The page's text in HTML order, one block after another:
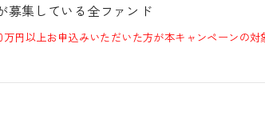
募集している全ファンド
円以上お申込みいただいた方が本キャンペーンの対